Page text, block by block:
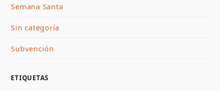
Semana Santa
Sin categoría
Subvención
ETIQUETAS